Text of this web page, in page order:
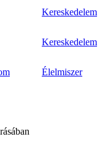
Kereskedelem
Kereskedelem
Élelmiszer